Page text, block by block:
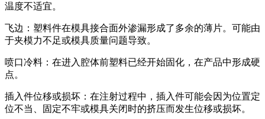
温度不适宜。
飞边：塑料件在模具接合面外渗漏形成了多余的薄片。可能由
于夹模力不足或模具质量问题导致。
喷口冷料：在进入腔体前塑料已经开始固化，在产品中形成硬
点。
插入件位移或损坏：在注射过程中，插入件可能会因为位置定
位不当、固定不牢或模具关闭时的挤压而发生位移或损坏。